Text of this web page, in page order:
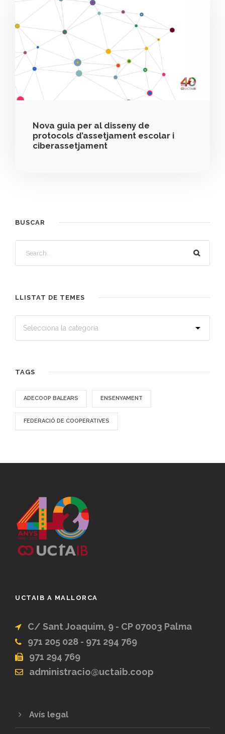
Nova guia per al disseny de
protocols d’assetjament escolar i
ciberassetjament
BUSCAR
LLISTAT DE TEMES
TAGS
ADECOOP BALEARS ENSENYAMENT
FEDERACIÓ DE COOPERATIVES
UCTAIB A MALLORCA
C/ Sant Joaquim, 9 - CP 07003 Palma
971 205 028 - 971 294 769
971 294 769
administracio@uctaib.coop
Avís legal